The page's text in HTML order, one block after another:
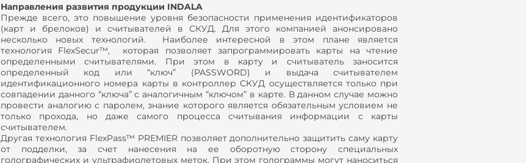
Направления развития продукции INDALA
Прежде всего, это повышение уровня безопасности применения идентификаторов
(карт и брелоков) и считывателей в СКУД. Для этого компанией анонсировано
несколько новых технологий. Наиболее интересной в этом плане является
технология FlexSecur™, которая позволяет запрограммировать карты на чтение
определенными считывателями. При этом в карту и считыватель заносится
определенный код или “ключ” (PASSWORD) и выдача считывателем
идентификационного номера карты в контроллер СКУД осуществляется только при
совпадении данного “ключа” с аналогичным “ключом” в карте. В данном случае можно
провести аналогию с паролем, знание которого является обязательным условием не
только прохода, но даже самого процесса считывания информации с карты
считывателем.
Другая технология FlexPass™ PREMIER позволяет дополнительно защитить саму карту
от подделки, за счет нанесения на ее оборотную сторону специальных
голографических и ультрафиолетовых меток. При этом голограммы могут наноситься